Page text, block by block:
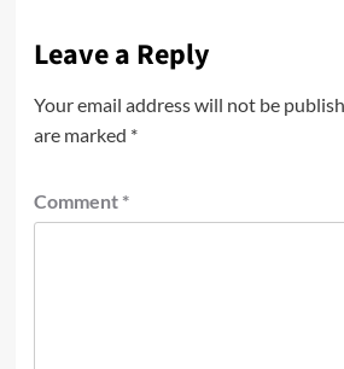
Leave a Reply
Your email address will not be
are marked *
Comment *